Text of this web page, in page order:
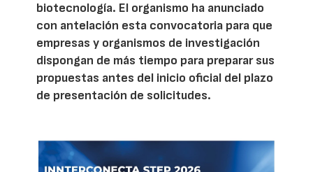
biotecnología. El organismo ha anunciado
con antelación esta convocatoria para que
empresas y organismos de investigación
dispongan de más tiempo para preparar sus
propuestas antes del inicio oficial del plazo
de presentación de solicitudes.